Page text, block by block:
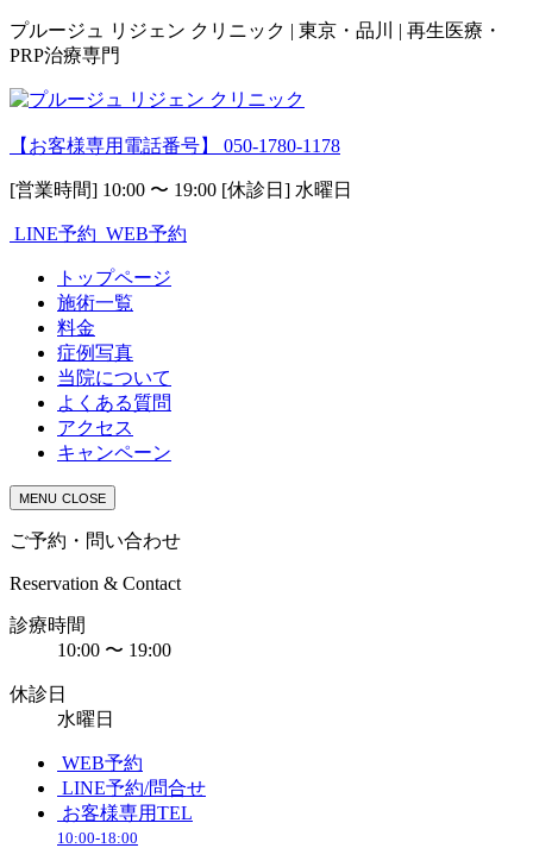
プルージュ リジェン クリニック | 東京・品川 | 再生医療・
PRP治療専門
【お客様専用電話番号】 050-1780-1178
[営業時間] 10:00 〜 19:00 [休診日] 水曜日
LINE予約 WEB予約
トップページ
施術一覧
料金
症例写真
当院について
よくある質問
アクセス
キャンペーン
MENU CLOSE
ご予約・問い合わせ
Reservation & Contact
診療時間
10:00 〜 19:00
休診日
水曜日
WEB予約
LINE予約/問合せ
お客様専用TEL
10:00-18:00